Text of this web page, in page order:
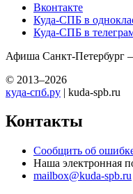
Вконтакте
Куда-СПБ в
Куда-СПБ в
Афиша Санкт-Петербург
© 2013–2026
куда-спб.ру | kuda-spb.ru
Контакты
Сообщить об
Наша электронная
mailbox@kuda-spb.ru